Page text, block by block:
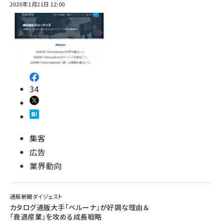
2020年1月21日 12:00
34
集客
広告
業界動向
通販新聞ダイジェスト
カタログ通販大手「ベルーナ」が好調な理由＆
「衰退産業」を攻める成長戦略